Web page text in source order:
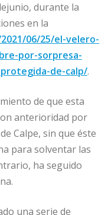
durante la
en la
06/25/el-velero-
por-sorpresa-
de-calp/.
de que esta
anterioridad por
Calpe, sin que éste
para solventar las
ha seguido
una serie de